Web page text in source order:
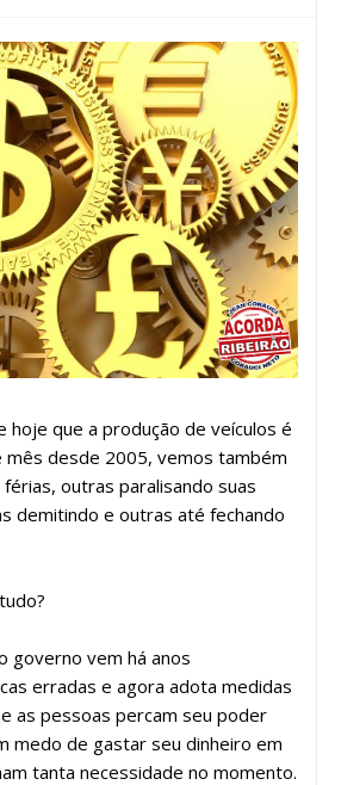
hoje que a produção de veículos é
mês desde 2005, vemos também
outras paralisando suas
demitindo e outras até fechando
governo vem há anos
erradas e agora adota medidas
as pessoas percam seu poder
medo de gastar seu dinheiro em
tanta necessidade no momento.